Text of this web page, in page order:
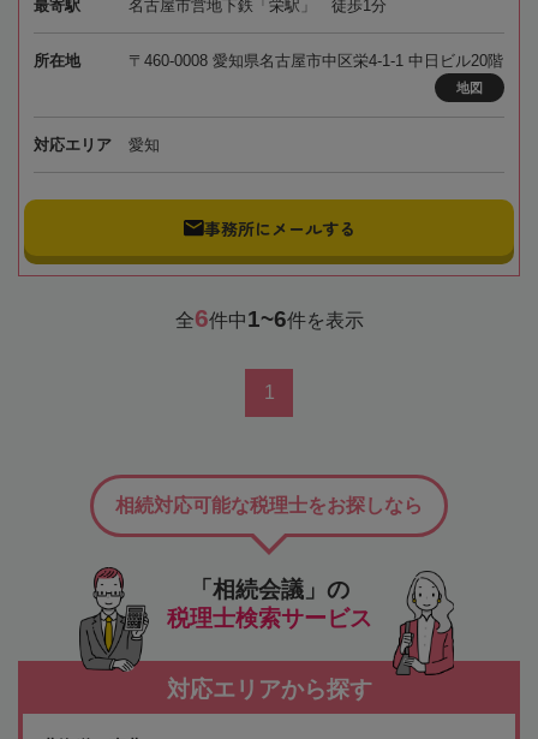
最寄駅 名古屋市営地下鉄「栄駅」 徒歩1分
所在地 〒460-0008 愛知県名古屋市中区栄4-1-1 中日ビル20階
地図
対応エリア 愛知
事務所にメールする
全6件中1~6件を表示
1
「相続会議」の
税理士検索サービス
相続対応可能な税理士をお探しなら
対応エリアから探す